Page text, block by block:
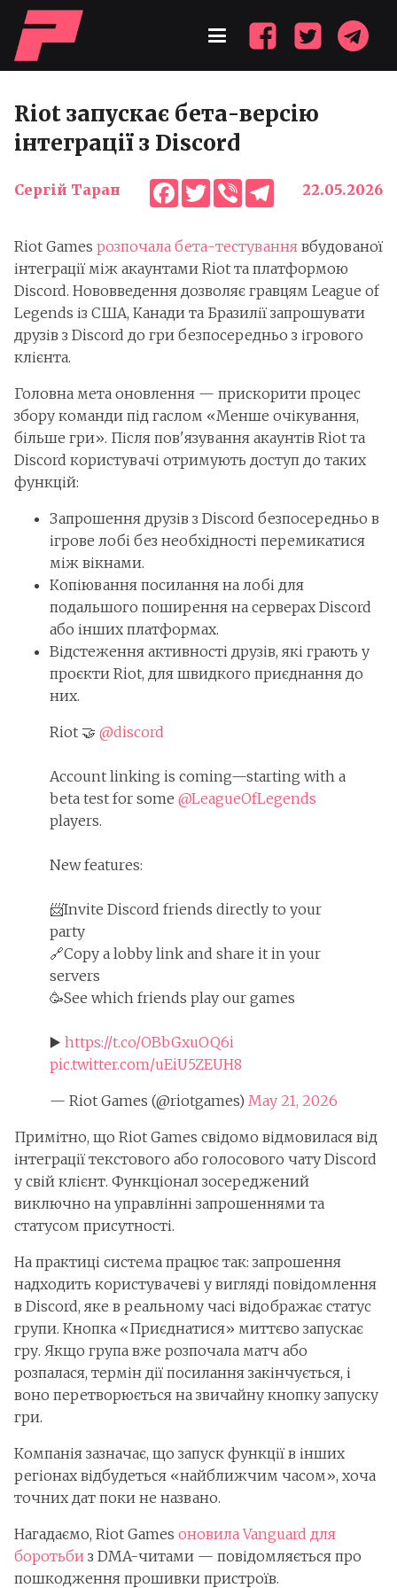
Riot запускає бета-версію
інтеграції з Discord
Сергій Таран Facebook
Twitter
ViberTelegram
22.05.2026
Riot Games розпочала бета-тестування вбудованої
інтеграції між акаунтами Riot та платформою
Discord. Нововведення дозволяє гравцям League of
Legends із США, Канади та Бразилії запрошувати
друзів з Discord до гри безпосередньо з ігрового
клієнта.
Головна мета оновлення — прискорити процес
збору команди під гаслом «Менше очікування,
більше гри». Після пов'язування акаунтів Riot та
Discord користувачі отримують доступ до таких
функцій:
Запрошення друзів з Discord безпосередньо в
ігрове лобі без необхідності перемикатися
між вікнами.
Копіювання посилання на лобі для
подальшого поширення на серверах Discord
або інших платформах.
Відстеження активності друзів, які грають у
проєкти Riot, для швидкого приєднання до
них.
Riot 🤝 @discord
Account linking is coming—starting with a
beta test for some @LeagueOfLegends
players.
New features:
📨Invite Discord friends directly to your
party
🔗Copy a lobby link and share it in your
servers
🥳See which friends play our games
▶️ https://t.co/OBbGxuOQ6i
pic.twitter.com/uEiU5ZEUH8
— Riot Games (@riotgames) May 21, 2026
Примітно, що Riot Games свідомо відмовилася від
інтеграції текстового або голосового чату Discord
у свій клієнт. Функціонал зосереджений
виключно на управлінні запрошеннями та
статусом присутності.
На практиці система працює так: запрошення
надходить користувачеві у вигляді повідомлення
в Discord, яке в реальному часі відображає статус
групи. Кнопка «Приєднатися» миттєво запускає
гру. Якщо група вже розпочала матч або
розпалася, термін дії посилання закінчується, і
воно перетворюється на звичайну кнопку запуску
гри.
Компанія зазначає, що запуск функції в інших
регіонах відбудеться «найближчим часом», хоча
точних дат поки не названо.
Нагадаємо, Riot Games оновила Vanguard для
боротьби з DMA-читами — повідомляється про
пошкодження прошивки пристроїв.